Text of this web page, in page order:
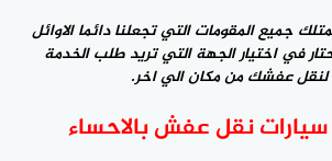
جميع المقومات التي تجعلنا دائما الاوائل
في اختيار الجهة التي تريد طلب الخدمة
لنقل عفشك من مكان الي اخر.
نقل عفش بالاحساء